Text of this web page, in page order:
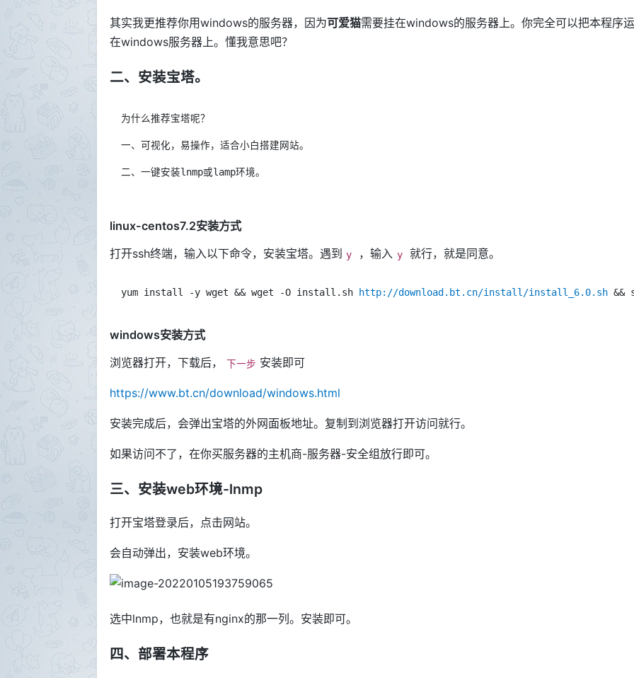
其实我更推荐你用windows的服务器，因为可爱猫需要挂在windows的服务器上。你完全可以把本程序
在windows服务器上。懂我意思吧？
二、安装宝塔。
为什么推荐宝塔呢？
一、可视化，易操作，适合小白搭建网站。
linux-centos7.2安装方式
打开ssh终端，输入以下命令，安装宝塔。遇到
y ，输入 y 就行，就是同意。
yum install -y wget && wget -O install.sh http://download.bt.cn/install/install_6.0.sh &&
windows安装方式
浏览器打开，下载后，
下一步 安装即可
https://www.bt.cn/download/windows.html
安装完成后，会弹出宝塔的外网面板地址。复制到浏览器打开访问就行。
如果访问不了，在你买服务器的主机商-服务器-安全组放行即可。
三、安装web环境-lnmp
打开宝塔登录后，点击网站。
会自动弹出，安装web环境。
选中lnmp，也就是有nginx的那一列。安装即可。
四、部署本程序